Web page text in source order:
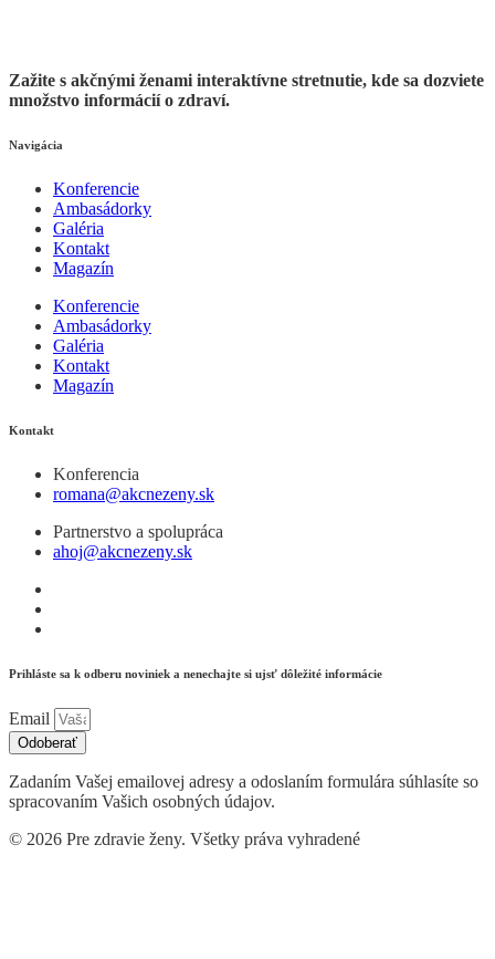
Zažite s akčnými ženami interaktívne stretnutie, kde sa dozviete
množstvo informácií o zdraví.
Navigácia
Konferencie
Ambasádorky
Galéria
Kontakt
Magazín
Konferencie
Ambasádorky
Galéria
Kontakt
Magazín
Kontakt
Konferencia
romana@akcnezeny.sk
Partnerstvo a spolupráca
ahoj@akcnezeny.sk
Prihláste sa k odberu noviniek a nenechajte si ujsť dôležité informácie
Email
Odoberať
Zadaním Vašej emailovej adresy a odoslaním formulára súhlasíte so
spracovaním Vašich osobných údajov.
© 2026 Pre zdravie ženy. Všetky práva vyhradené